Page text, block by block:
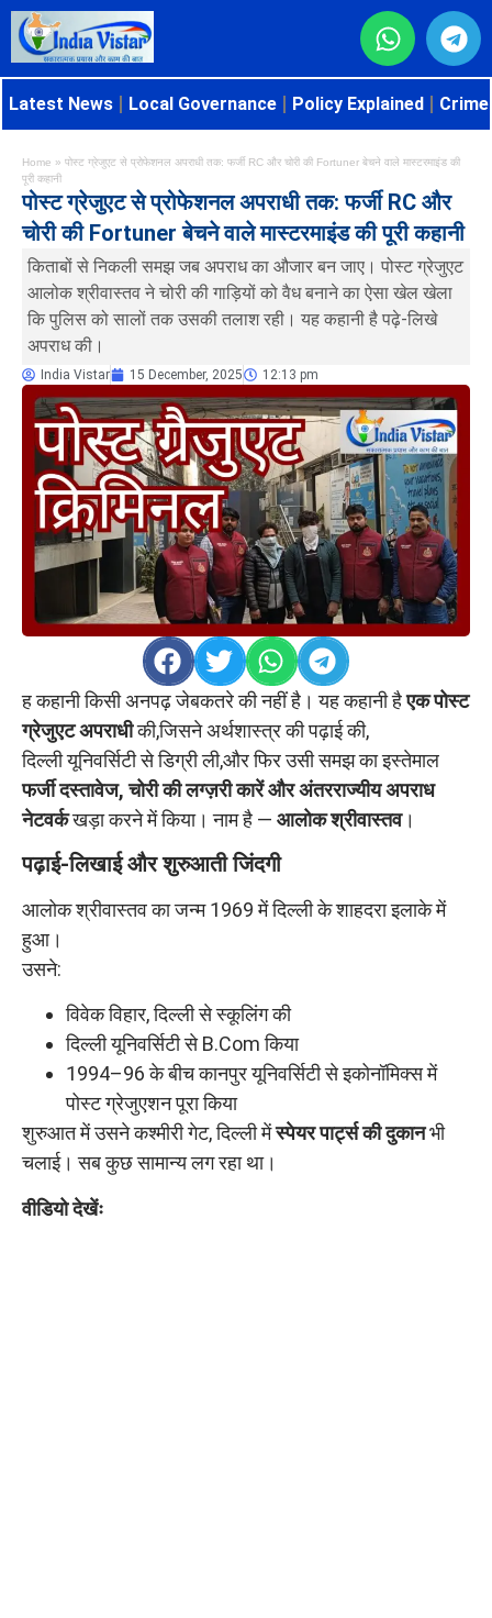
Latest News Local Governance Policy Explained
Home » पोस्ट ग्रेजुएट से प्रोफेशनल अपराधी तक: फर्जी RC और चोरी की Fortuner बेचने वाले मास्टरमाइंड की
पूरी कहानी
पोस्ट ग्रेजुएट से प्रोफेशनल अपराधी तक: फर्जी RC और
चोरी की Fortuner बेचने वाले मास्टरमाइंड की पूरी कहानी
किताबों से निकली समझ जब अपराध का औजार बन जाए। पोस्ट ग्रेजुएट
आलोक श्रीवास्तव ने चोरी की गाड़ियों को वैध बनाने का ऐसा खेल खेला
कि पुलिस को सालों तक उसकी तलाश रही। यह कहानी है पढ़े-लिखे
अपराध की।
India Vistar 15 December, 2025 12:13 pm
ह कहानी किसी अनपढ़ जेबकतरे की नहीं है। यह कहानी हैएक पोस्ट
ग्रेजुएट अपराधीकी,जिसने अर्थशास्त्र की पढ़ाई की,
दिल्ली यूनिवर्सिटी से डिग्री ली,और फिर उसी समझ का इस्तेमाल
फर्जी दस्तावेज, चोरी की लग्ज़री कारें और अंतरराज्यीय अपराध
नेटवर्कखड़ा करने में किया। नाम है — आलोक श्रीवास्तव।
पढ़ाई-लिखाई और शुरुआती जिंदगी
आलोक श्रीवास्तव का जन्म 1969 में दिल्ली के शाहदरा इलाके में
हुआ।
उसने:
विवेक विहार, दिल्ली से स्कूलिंग की
दिल्ली यूनिवर्सिटी से B.Com किया
1994–96 के बीच कानपुर यूनिवर्सिटी से इकोनॉमिक्स में
पोस्ट ग्रेजुएशन पूरा किया
शुरुआत में उसने कश्मीरी गेट, दिल्ली मेंस्पेयर पार्ट्स की दुकानभी
चलाई। सब कुछ सामान्य लग रहा था।
वीडियो देखेंः